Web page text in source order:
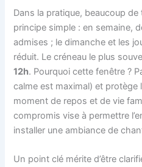
Dans la pratique, beaucoup
principe simple : en semaine,
admises ; le dimanche et les
réduit. Le créneau le plus
12h. Pourquoi cette fenêtre ?
calme est maximal) et protège
moment de repos et de vie
compromis vise à permettre
installer une ambiance de
Un point clé mérite d’être